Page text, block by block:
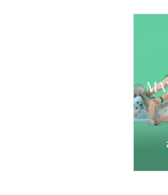
インナ
靴下・
ファッ
アクセ